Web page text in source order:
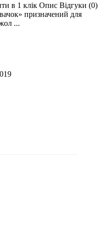
в 1 клік Опис Відгуки (0)
призначений для
...